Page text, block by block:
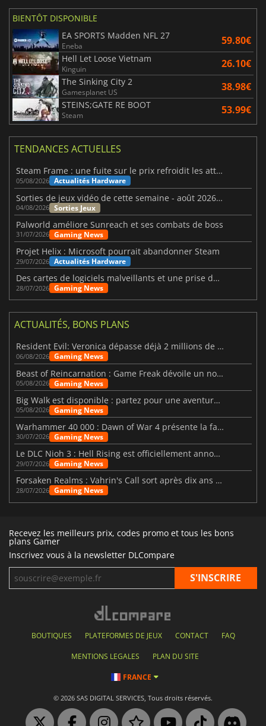
BIENTÔT DISPONIBLE
EA SPORTS Madden NFL 27
Eneba 59.80€
Hell Let Loose Vietnam
Kinguin 26.10€
The Sinking City 2
Gamesplanet US 38.98€
STEINS;GATE RE BOOT
Steam 53.99€
TENDANCES ACTUELLES
Steam Frame : une fuite sur le prix refroidit les attentes VR
05/08/2026 Actualités Hardware
Sorties de jeux vidéo de cette semaine - août 2026 (semaine 32)
04/08/2026 Sorties Jeux
Palworld améliore Sunreach et ses combats de boss
31/07/2026 Gaming News
Projet Helix : Microsoft pourrait abandonner Steam
29/07/2026 Actualités Hardware
Des cartes de logiciels malveillants et une prise de contrôle de Discord ont touché Meccha Chameleon
28/07/2026 Gaming News
ACTUALITÉS, BONS PLANS
Resident Evil: Veronica dépasse déjà 2 millions de wishlists
06/08/2026 Gaming News
Beast of Reincarnation : Game Freak dévoile un nouveau pari
05/08/2026 Gaming News
Big Walk est disponible : partez pour une aventure entre amis
05/08/2026 Gaming News
Warhammer 40 000 : Dawn of War 4 présente la faction des Nécrons
30/07/2026 Gaming News
Le DLC Nioh 3 : Hell Rising est officiellement annoncé
29/07/2026 Gaming News
Forsaken Realms : Vahrin's Call sort après dix ans de développement
28/07/2026 Gaming News
Recevez les meilleurs prix, codes promo et tous les bons
plans Gamer
Inscrivez vous à la newsletter DLCompare
BOUTIQUES PLATEFORMES DE JEUX CONTACT FAQ
MENTIONS LEGALES PLAN DU SITE
FRANCE
© 2026 SAS DIGITAL SERVICES, Tous droits réservés.